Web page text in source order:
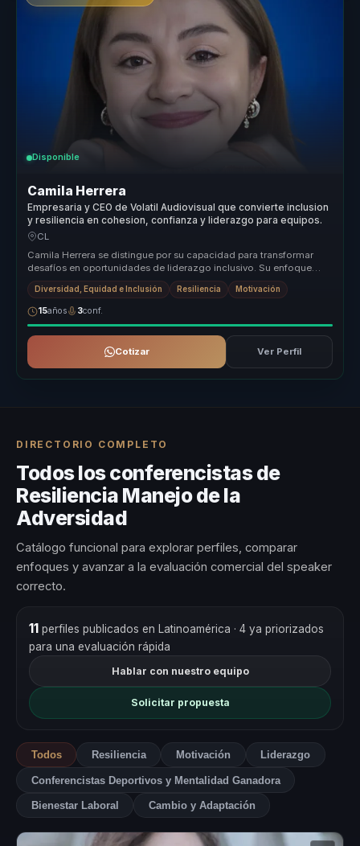
Disponible
Camila Herrera
Empresaria y CEO de Volatil Audiovisual que convierte inclusion
y resiliencia en cohesion, confianza y liderazgo para equipos.
CL
Camila Herrera se distingue por su capacidad para transformar
desafíos en oportunidades de liderazgo inclusivo. Su enfoque
único combina ...
Diversidad, Equidad e Inclusión Resiliencia Motivación
15años 3conf.
Cotizar Ver Perfil
DIRECTORIO COMPLETO
Todos los conferencistas de
Resiliencia Manejo de la
Adversidad
Catálogo funcional para explorar perfiles, comparar
enfoques y avanzar a la evaluación comercial del speaker
correcto.
11 perfiles publicados en Latinoamérica · 4 ya priorizados
para una evaluación rápida
Hablar con nuestro equipo
Solicitar propuesta
Todos Resiliencia Motivación Liderazgo
Conferencistas Deportivos y Mentalidad Ganadora
Bienestar Laboral Cambio y Adaptación